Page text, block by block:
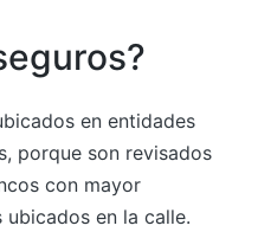
en entidades
porque son revisados
con mayor
en la calle.